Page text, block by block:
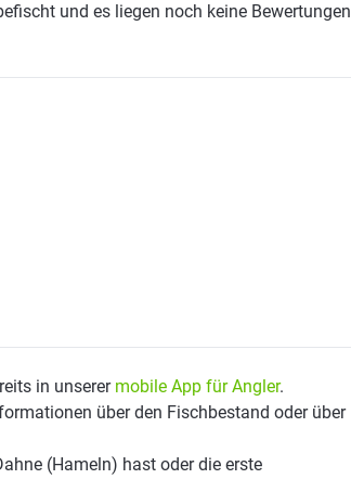
und es liegen noch keine Bewertungen
in unserer mobile App für Angler.
über den Fischbestand oder über
(Hameln) hast oder die erste